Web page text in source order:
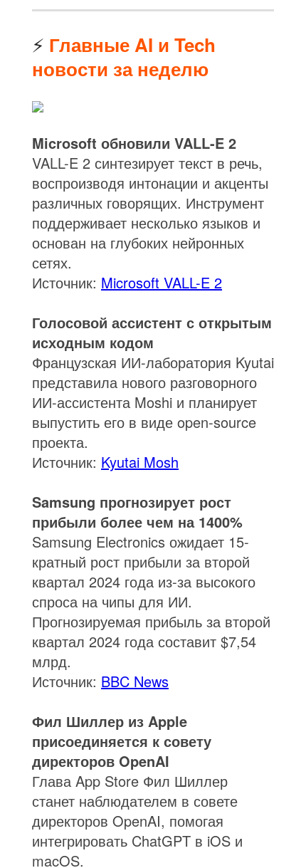
⚡ Главные AI и Tech
новости за неделю
Microsoft обновили VALL-E 2
VALL-E 2 синтезирует текст в речь,
воспроизводя интонации и акценты
различных говорящих. Инструмент
поддерживает несколько языков и
основан на глубоких нейронных
сетях.
Источник: Microsoft VALL-E 2
Голосовой ассистент с открытым
исходным кодом
Французская ИИ-лаборатория Kyutai
представила нового разговорного
ИИ-ассистента Moshi и планирует
выпустить его в виде open-source
проекта.
Источник: Kyutai Mosh
Samsung прогнозирует рост
прибыли более чем на 1400%
Samsung Electronics ожидает 15-
кратный рост прибыли за второй
квартал 2024 года из-за высокого
спроса на чипы для ИИ.
Прогнозируемая прибыль за второй
квартал 2024 года составит $7,54
млрд.
Источник: BBC News
Фил Шиллер из Apple
присоединяется к совету
директоров OpenAI
Глава App Store Фил Шиллер
станет наблюдателем в совете
директоров OpenAI, помогая
интегрировать ChatGPT в iOS и
macOS.